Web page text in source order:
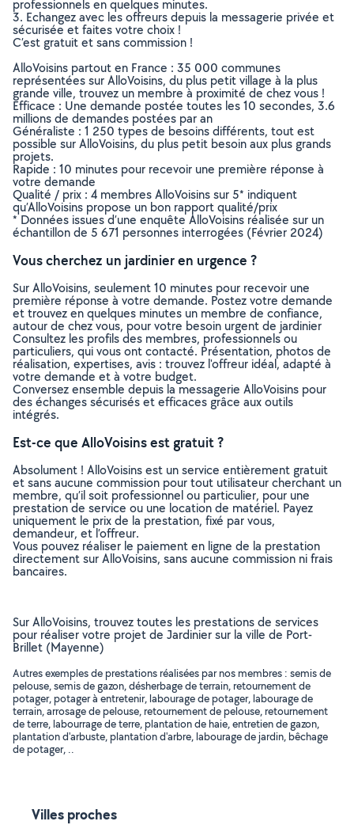
professionnels en quelques minutes.
3. Echangez avec les offreurs depuis la messagerie privée et
sécurisée et faites votre choix !
C’est gratuit et sans commission !
AlloVoisins partout en France : 35 000 communes
représentées sur AlloVoisins, du plus petit village à la plus
grande ville, trouvez un membre à proximité de chez vous !
Efficace : Une demande postée toutes les 10 secondes, 3.6
millions de demandes postées par an
Généraliste : 1 250 types de besoins différents, tout est
possible sur AlloVoisins, du plus petit besoin aux plus grands
projets.
Rapide : 10 minutes pour recevoir une première réponse à
votre demande
Qualité / prix : 4 membres AlloVoisins sur 5* indiquent
qu’AlloVoisins propose un bon rapport qualité/prix
* Données issues d’une enquête AlloVoisins réalisée sur un
échantillon de 5 671 personnes interrogées (Février 2024)
Vous cherchez un jardinier en urgence ?
Sur AlloVoisins, seulement 10 minutes pour recevoir une
première réponse à votre demande. Postez votre demande
et trouvez en quelques minutes un membre de confiance,
autour de chez vous, pour votre besoin urgent de jardinier
Consultez les profils des membres, professionnels ou
particuliers, qui vous ont contacté. Présentation, photos de
réalisation, expertises, avis : trouvez l'offreur idéal, adapté à
votre demande et à votre budget.
Conversez ensemble depuis la messagerie AlloVoisins pour
des échanges sécurisés et efficaces grâce aux outils
intégrés.
Est-ce que AlloVoisins est gratuit ?
Absolument ! AlloVoisins est un service entièrement gratuit
et sans aucune commission pour tout utilisateur cherchant un
membre, qu’il soit professionnel ou particulier, pour une
prestation de service ou une location de matériel. Payez
uniquement le prix de la prestation, fixé par vous,
demandeur, et l’offreur.
Vous pouvez réaliser le paiement en ligne de la prestation
directement sur AlloVoisins, sans aucune commission ni frais
bancaires.
Sur AlloVoisins, trouvez toutes les prestations de services
pour réaliser votre projet de Jardinier sur la ville de Port-
Brillet (Mayenne)
Autres exemples de prestations réalisées par nos membres : semis de
pelouse, semis de gazon, désherbage de terrain, retournement de
potager, potager à entretenir, labourage de potager, labourage de
terrain, arrosage de pelouse, retournement de pelouse, retournement
de terre, labourrage de terre, plantation de haie, entretien de gazon,
plantation d'arbuste, plantation d'arbre, labourage de jardin, bêchage
de potager, ..
Villes proches